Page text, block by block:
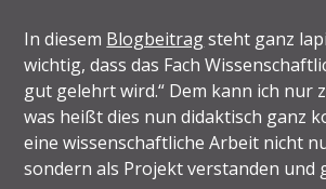
In diesem Blogbeitragsteht ganz
wichtig, dass das Fach
gut gelehrt wird.“ Dem kann ich nur
was heißt dies nun didaktisch ganz
eine wissenschaftliche Arbeit nicht
sondern als Projekt verstanden und